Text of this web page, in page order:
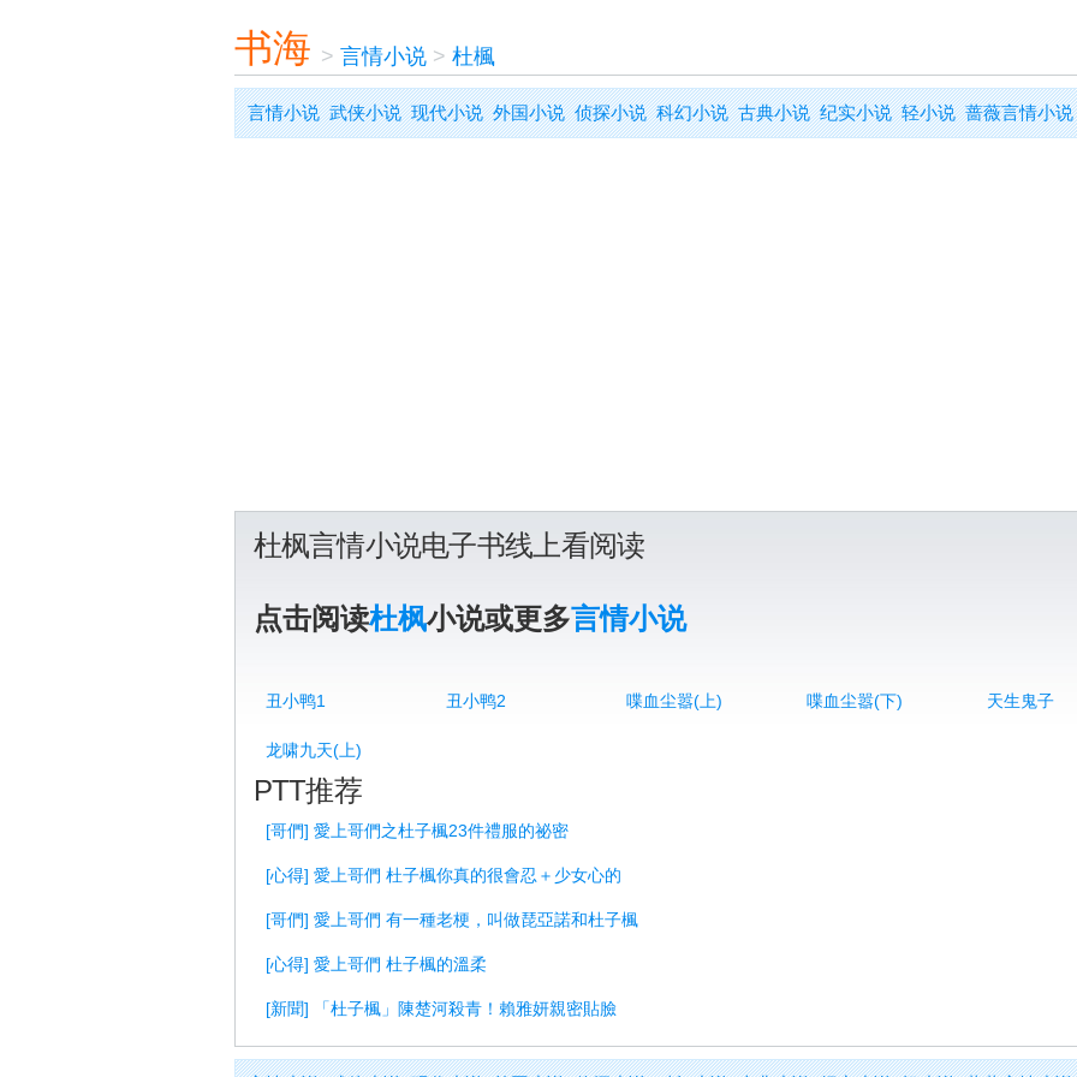
书海 > 言情小说> 杜楓
言情小说 武侠小说 现代小说 外国小说 侦探小说 科幻小说 古典小说 纪实小说 轻小说 蔷薇言情小说
杜枫言情小说电子书线上看阅读
点击阅读杜枫小说或更多言情小说
丑小鸭1 丑小鸭2 喋血尘嚣(上) 喋血尘嚣(下) 天生鬼子
龙啸九天(上)
PTT推荐
[哥們] 愛上哥們之杜子楓23件禮服的祕密
[心得] 愛上哥們 杜子楓你真的很會忍＋少女心的
[哥們] 愛上哥們 有一種老梗，叫做琵亞諾和杜子楓
[心得] 愛上哥們 杜子楓的溫柔
[新聞] 「杜子楓」陳楚河殺青！賴雅妍親密貼臉